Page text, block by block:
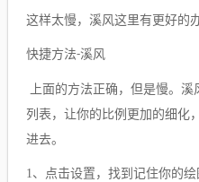
这样太慢，溪风这里有更好的
快捷方法-溪风
上面的方法正确，但是慢。
列表，让你的比例更加的细化
进去。
1、 点击设置，找到记住你的绘